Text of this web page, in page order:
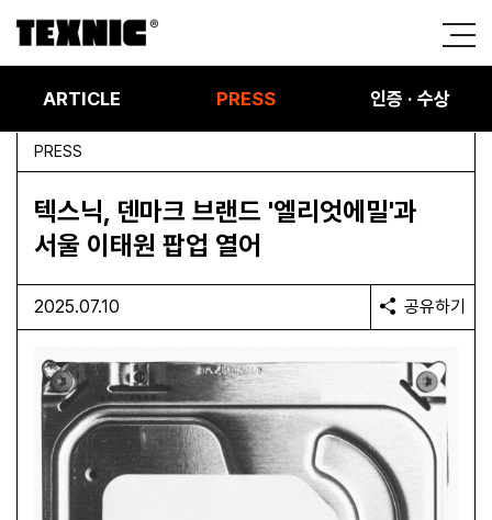
ARTICLE PRESS 인증 · 수상
PRESS
텍스닉, 덴마크 브랜드 '엘리엇에밀'과
서울 이태원 팝업 열어
2025.07.10 공유하기